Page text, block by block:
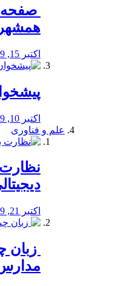
اکتبر 15, 2019
اکتبر 10, 2019
علم و فناوری
اکتبر 21, 2019
زبان